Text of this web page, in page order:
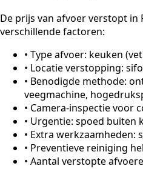
De prijs van afvoer verstopt in
verschillende factoren:
• Type afvoer: keuken
• Locatie verstopping:
• Benodigde methode:
veegmachine,
• Camera-inspectie voor
• Urgentie: spoed buiten
• Extra werkzaamheden:
• Preventieve reiniging
• Aantal verstopte